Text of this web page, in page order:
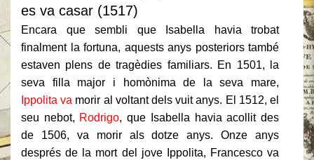
es va casar (1517)
Encara que sembli que Isabella havia trobat
finalment la fortuna, aquests anys posteriors també
estaven plens de tragèdies familiars. En 1501, la
seva filla major i homònima de la seva mare,
Ippolita va morir al voltant dels vuit anys. El 1512, el
seu nebot, Rodrigo, que Isabella havia acollit des
de 1506, va morir als dotze anys.
Onze anys
després de la mort del jove Ippolita, Francesco va